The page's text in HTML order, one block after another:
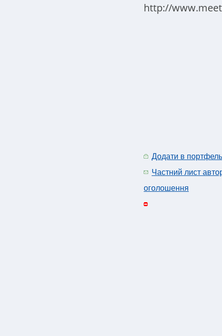
http://
Додати в портфель
Частний лист
оголошення